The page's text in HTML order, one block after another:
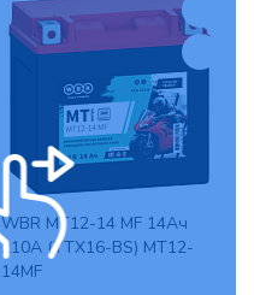
WBR MT12-14 MF 14Ач
210A (YTX16-BS) MT12-
14MF